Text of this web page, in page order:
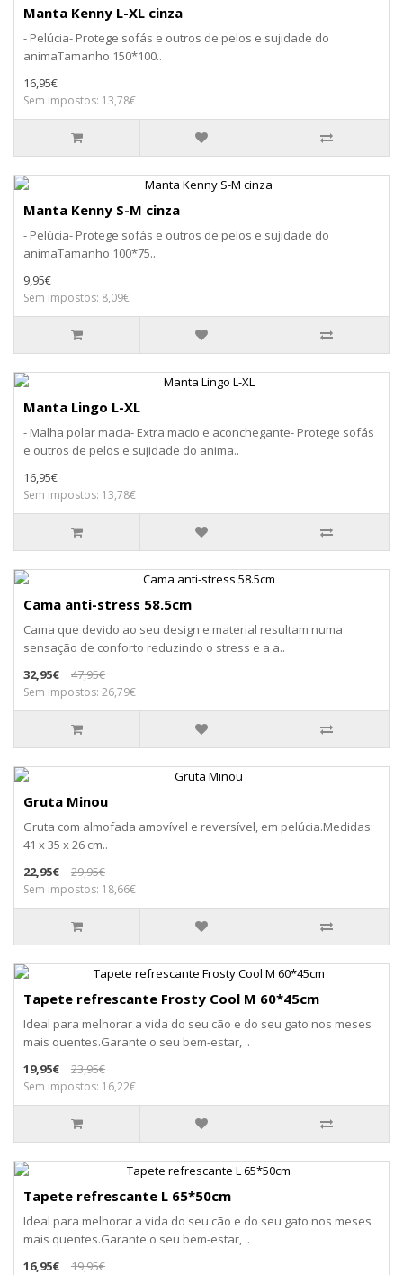
Manta Kenny L-XL cinza
- Pelúcia- Protege sofás e outros de pelos e sujidade do
animaTamanho 150*100..
16,95€
Sem impostos: 13,78€
Manta Kenny S-M cinza
- Pelúcia- Protege sofás e outros de pelos e sujidade do
animaTamanho 100*75..
9,95€
Sem impostos: 8,09€
Manta Lingo L-XL
- Malha polar macia- Extra macio e aconchegante- Protege sofás
e outros de pelos e sujidade do anima..
16,95€
Sem impostos: 13,78€
Cama anti-stress 58.5cm
Cama que devido ao seu design e material resultam numa
sensação de conforto reduzindo o stress e a a..
32,95€
47,95€
Sem impostos: 26,79€
Gruta Minou
Gruta com almofada amovível e reversível, em pelúcia.Medidas:
41 x 35 x 26 cm..
22,95€
29,95€
Sem impostos: 18,66€
Tapete refrescante Frosty Cool M 60*45cm
Ideal para melhorar a vida do seu cão e do seu gato nos meses
mais quentes.Garante o seu bem-estar, ..
19,95€
23,95€
Sem impostos: 16,22€
Tapete refrescante L 65*50cm
Ideal para melhorar a vida do seu cão e do seu gato nos meses
mais quentes.Garante o seu bem-estar, ..
16,95€
19,95€